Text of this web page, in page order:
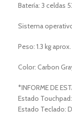
Batería: 3 celdas
Sistema
Peso: 1.3 kg aprox.
Color: Carbon
*INFORME DE
Estado
Estado Teclado: